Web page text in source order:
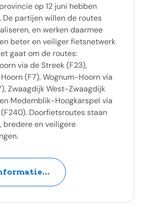
op 12 juni hebben
De partijen willen de routes
en werken daarmee
beter en veiliger fietsnetwerk
gaat om de routes:
via de Streek (F23),
(F7), Wognum-Hoorn via
Zwaagdijk West-Zwaagdijk
Medemblik-Hoogkarspel via
Doorfietsroutes staan
bredere en veiligere